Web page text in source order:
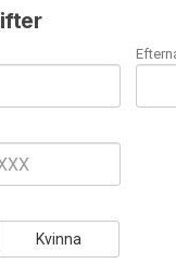
Kvinna